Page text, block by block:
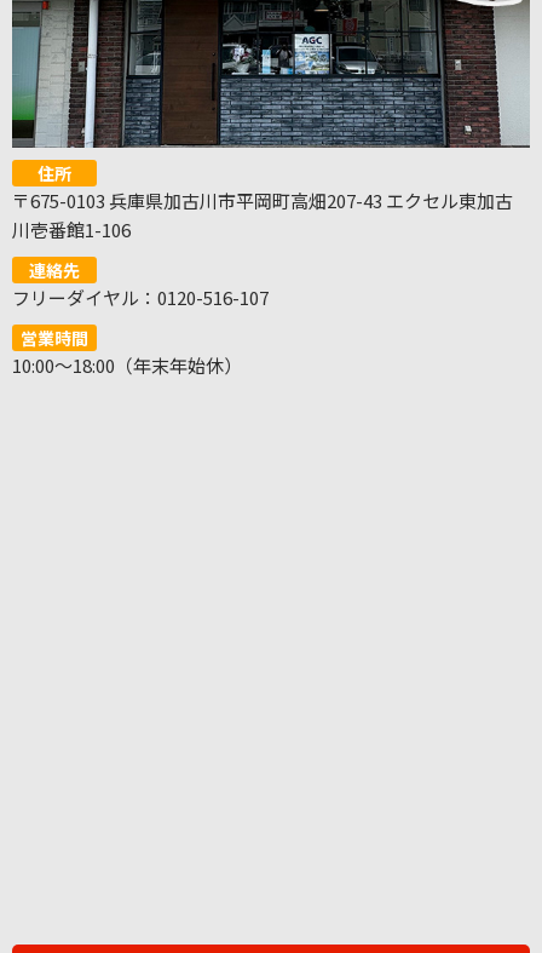
住所
〒675-0103 兵庫県加古川市平岡町高畑207-43 エクセル東加古
川壱番館1-106
連絡先
フリーダイヤル：0120-516-107
営業時間
10:00～18:00（年末年始休）